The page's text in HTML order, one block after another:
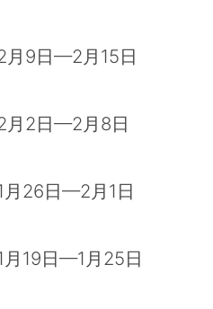
月9日—2月15日
月2日—2月8日
月26日—2月1日
月19日—1月25日